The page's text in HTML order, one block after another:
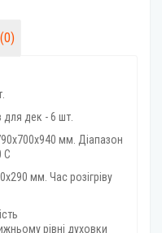
для дек - 6 шт.
мм. Діапазон
С
мм. Час розігріву
рівні духовки